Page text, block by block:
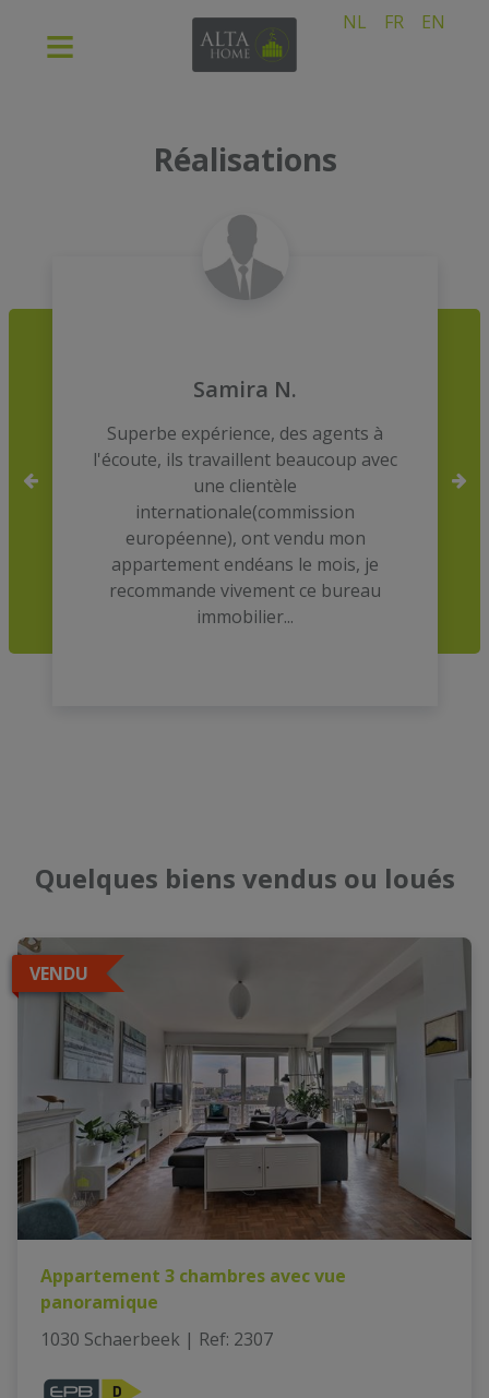
NL FR EN
Réalisations
Samira N.
Superbe expérience, des agents à
l'écoute, ils travaillent beaucoup avec
une clientèle
internationale(commission
européenne), ont vendu mon
appartement endéans le mois, je
recommande vivement ce bureau
immobilier...
Quelques biens vendus ou loués
VENDU
Appartement 3 chambres avec vue
panoramique
1030 Schaerbeek | Ref: 2307